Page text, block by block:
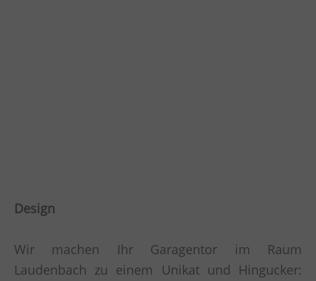
Design
Wir machen Ihr Garagentor im Raum
Laudenbach zu einem Unikat und Hingucker: